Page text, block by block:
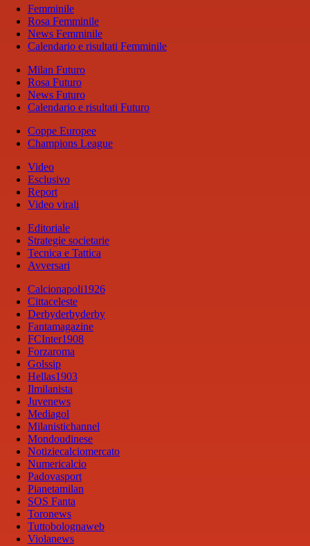
Femminile
Rosa Femminile
News Femminile
Calendario e risultati Femminile
Milan Futuro
Rosa Futuro
News Futuro
Calendario e risultati Futuro
Coppe Europee
Champions League
Video
Esclusivo
Report
Video virali
Editoriale
Strategie societarie
Tecnica e Tattica
Avversari
Calcionapoli1926
Cittaceleste
Derbyderbyderby
Fantamagazine
FCInter1908
Forzaroma
Golssip
Hellas1903
Ilmilanista
Juvenews
Mediagol
Milanistichannel
Mondoudinese
Notiziecalciomercato
Numericalcio
Padovasport
Pianetamilan
SOS Fanta
Toronews
Tuttobolognaweb
Violanews